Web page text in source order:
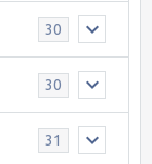
30
30
31